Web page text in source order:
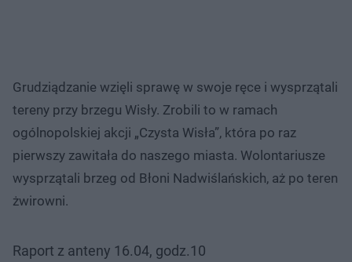
Grudziądzanie wzięli sprawę w swoje ręce i wysprzątali
tereny przy brzegu Wisły. Zrobili to w ramach
ogólnopolskiej akcji „Czysta Wisła”, która po raz
pierwszy zawitała do naszego miasta. Wolontariusze
wysprzątali brzeg od Błoni Nadwiślańskich, aż po teren
żwirowni.
Raport z anteny 16.04, godz.10